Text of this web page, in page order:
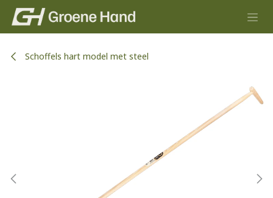
Overslaan naar inhoud
Schoffels hart model met steel